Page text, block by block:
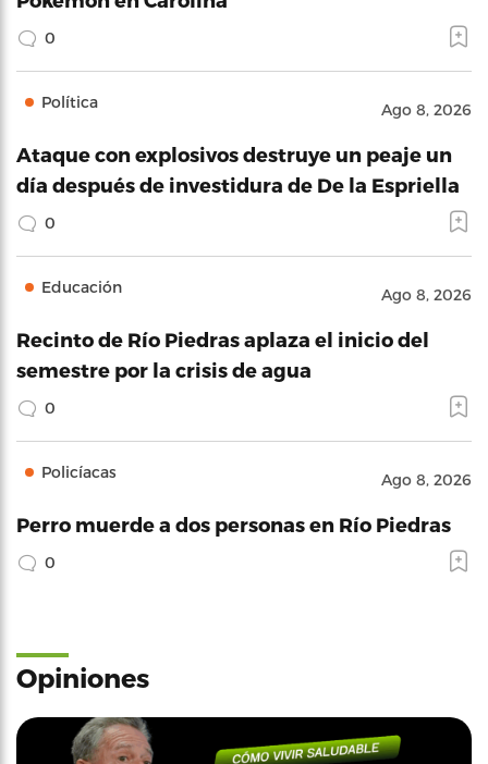
0
Política Ago 8, 2026
Ataque con explosivos destruye un peaje un
día después de investidura de De la Espriella
0
Educación Ago 8, 2026
Recinto de Río Piedras aplaza el inicio del
semestre por la crisis de agua
0
Policíacas Ago 8, 2026
Perro muerde a dos personas en Río Piedras
0
Opiniones